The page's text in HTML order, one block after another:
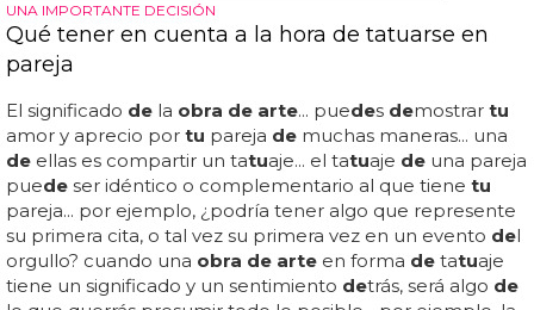
UNA IMPORTANTE DECISIÓN
Qué tener en cuenta a la hora de tatuarse en
pareja
El significado de la obra de arte... puedes demostrar tu
amor y aprecio por tu pareja de muchas maneras... una
de ellas es compartir un tatuaje... el tatuaje de una pareja
puede ser idéntico o complementario al que tiene tu
pareja... por ejemplo, ¿podría tener algo que represente
su primera cita, o tal vez su primera vez en un evento del
orgullo? cuando una obra de arte en forma de tatuaje
tiene un significado y un sentimiento detrás, será algo de